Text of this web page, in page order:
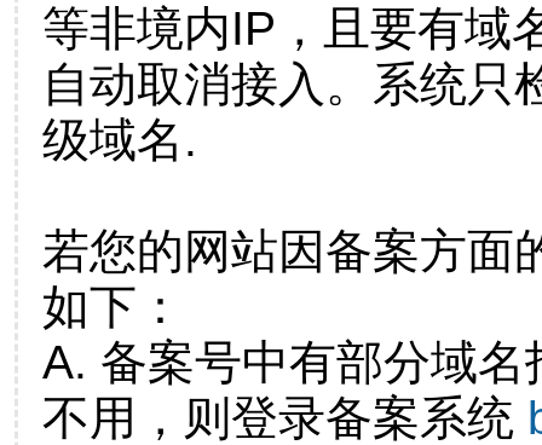
等非境内IP，且要有域
自动取消接入。系统只
级域名.
若您的网站因备案方面
如下：
A. 备案号中有部分域
不用，则登录备案系统